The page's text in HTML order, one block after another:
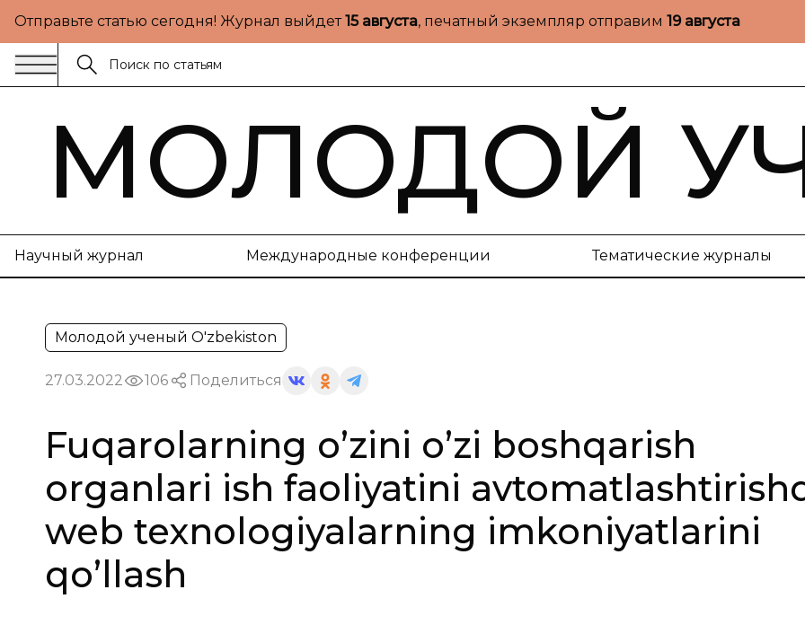
Отправьте статью сегодня! Журнал выйдет15 августа, печатный экземпляр отправим 19 августа
МОЛОДОЙ
Научный журнал Международные конференции Тематические журналы
Молодой ученый O'zbekiston
27.03.2022 106 Поделиться
Fuqarolarning o’zini o’zi boshqarish
organlari ish faoliyatini
web texnologiyalarning imkoniyatlarini
qo’llash